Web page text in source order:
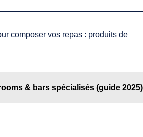
composer vos repas : produits de
& bars spécialisés (guide 2025)